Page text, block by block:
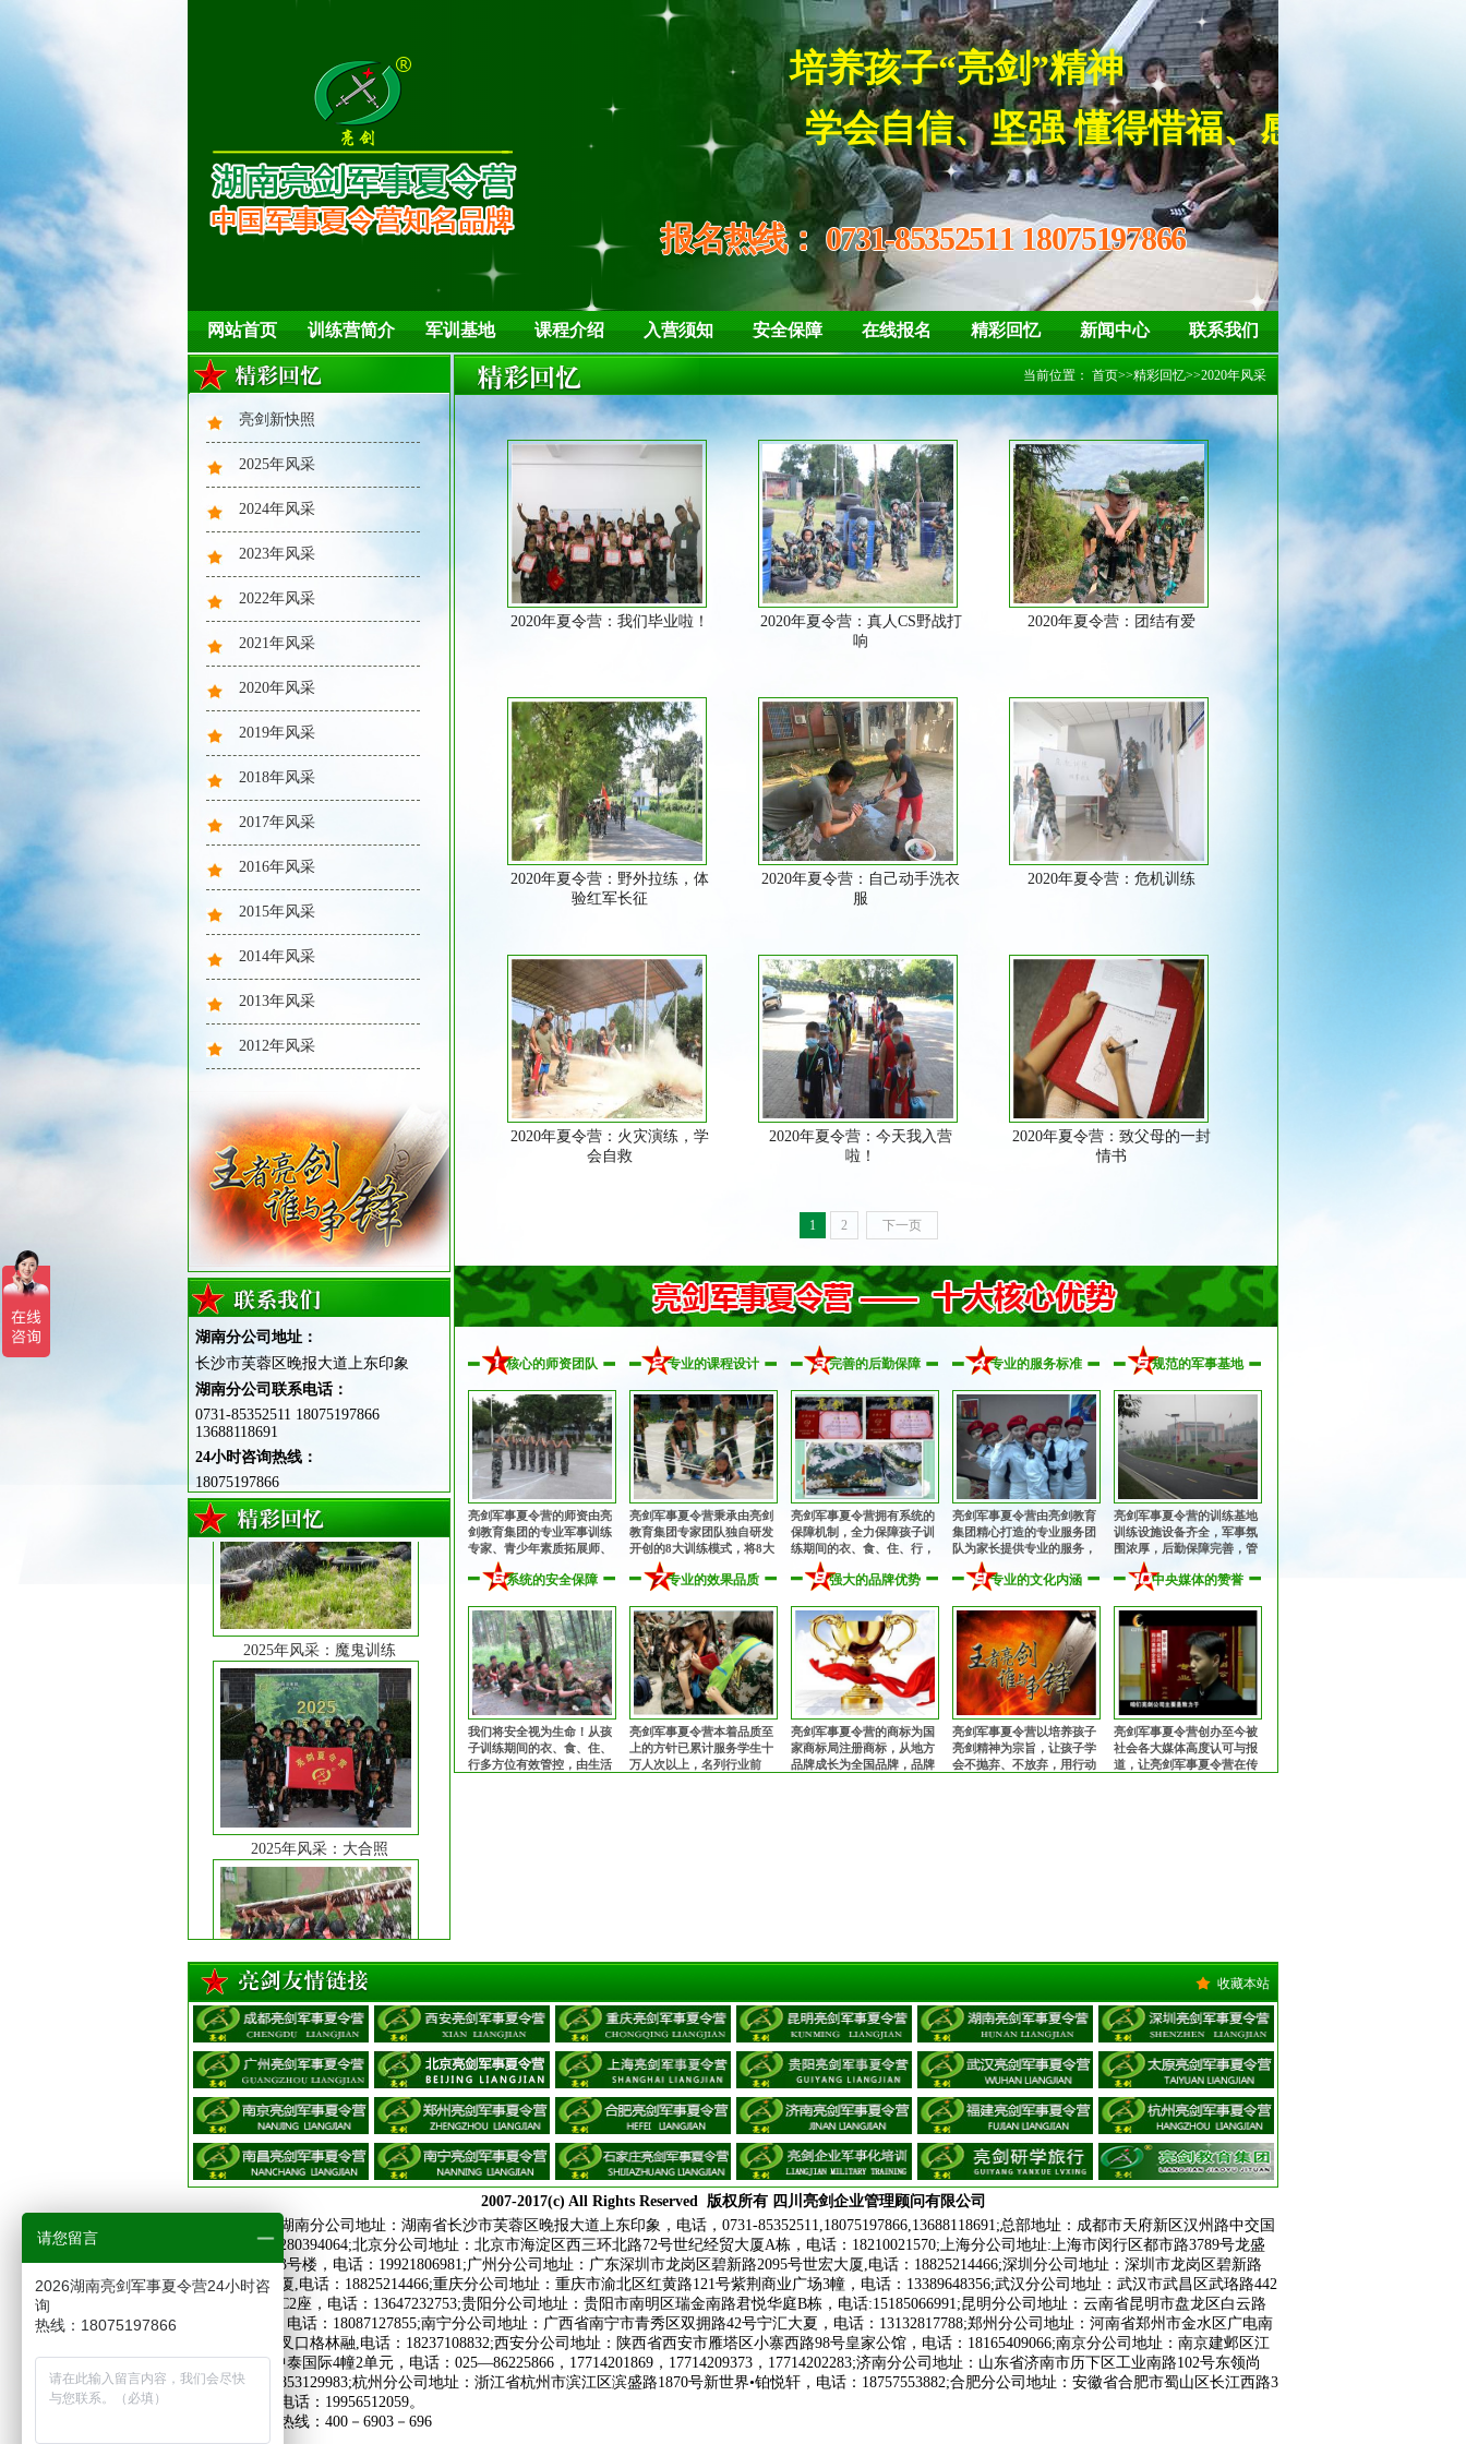
培养孩子“亮剑”精神
学会自信、坚强 懂得惜福、感恩
报名热线：0731-85352511 18075197866
网站首页 训练营简介 军训基地 课程介绍 入营须知 安全保障 在线报名 精彩回忆 新闻中心 联系我们
亮剑新快照
2025年风采
2024年风采
2023年风采
2022年风采
2021年风采
2020年风采
2019年风采
2018年风采
2017年风采
2016年风采
2015年风采
2014年风采
2013年风采
2012年风采
湖南分公司地址：
长沙市芙蓉区晚报大道上东印象
湖南分公司联系电话：
0731-85352511 18075197866
13688118691
24小时咨询热线：
18075197866
2025年风采：水到渠成
2025年风采：障碍训练
2025年风采：魔鬼训练
2025年风采：大合照
2025年风采：敬礼
2025年风采：水到渠成
当前位置： 首页>>精彩回忆>>2020年风采
2020年夏令营：我们毕业啦！
2020年夏令营：真人CS野战打
响
2020年夏令营：团结有爱
2020年夏令营：野外拉练，体
验红军长征
2020年夏令营：自己动手洗衣
服
2020年夏令营：危机训练
2020年夏令营：火灾演练，学
会自救
2020年夏令营：今天我入营
啦！
2020年夏令营：致父母的一封
情书
1 2 下一页
核心的师资团队
亮剑军事夏令营的师资由亮
剑教育集团的专业军事训练
专家、青少年素质拓展师、
心理健康教育专家、知名励
志教育专家、畅销书作者共
队！
专业的课程设计
亮剑军事夏令营秉承由亮剑
教育集团专家团队独自研发
开创的8大训练模式，将8大
专业训练模式有机融为一
体，多角度、多方位提升孩
完善的后勤保障
亮剑军事夏令营拥有系统的
保障机制，全力保障孩子训
练期间的衣、食、住、行，
为孩子的训练成长提供完善
的后勤保障！
专业的服务标准
亮剑军事夏令营由亮剑教育
集团精心打造的专业服务团
队为家长提供专业的服务，
从孩子入营到离营全程提供
细致、周到的服务！
规范的军事基地
亮剑军事夏令营的训练基地
训练设施设备齐全，军事氛
围浓厚，后勤保障完善，管
理规范安全，纪律作风优
良，让孩子获得持久、优良
系统的安全保障
我们将安全视为生命！从孩
子训练期间的衣、食、住、
行多方位有效管控，由生活
专业的效果品质
亮剑军事夏令营本着品质至
上的方针已累计服务学生十
万人次以上，名列行业前
强大的品牌优势
亮剑军事夏令营的商标为国
家商标局注册商标，从地方
品牌成长为全国品牌，品牌
专业的文化内涵
亮剑军事夏令营以培养孩子
亮剑精神为宗旨，让孩子学
会不抛弃、不放弃，用行动
中央媒体的赞誉
亮剑军事夏令营创办至今被
社会各大媒体高度认可与报
道，让亮剑军事夏令营在传
收藏本站
2007-2017(c) All Rights Reserved 版权所有 四川亮剑企业管理顾问有限公司
湖南分公司地址：湖南省长沙市芙蓉区晚报大道上东印象，电话，0731-85352511,18075197866,13688118691;总部地址：成都市天府新区汉州路中交国
际，电话：18280394064;北京分公司地址：北京市海淀区西三环北路72号世纪经贸大厦A栋，电话：18210021570;上海分公司地址:上海市闵行区都市路3789号龙盛
国际商业广场3号楼，电话：19921806981;广州分公司地址：广东深圳市龙岗区碧新路2095号世宏大厦,电话：18825214466;深圳分公司地址：深圳市龙岗区碧新路
2095号世宏大厦,电话：18825214466;重庆分公司地址：重庆市渝北区红黄路121号紫荆商业广场3幢，电话：13389648356;武汉分公司地址：武汉市武昌区武珞路442
号中南国际城C2座，电话：13647232753;贵阳分公司地址：贵阳市南明区瑞金南路君悦华庭B栋，电话:15185066991;昆明分公司地址：云南省昆明市盘龙区白云路
金尚俊园2栋，电话：18087127855;南宁分公司地址：广西省南宁市青秀区双拥路42号宁汇大夏，电话：13132817788;郑州分公司地址：河南省郑州市金水区广电南
路与经三路交叉口格林融,电话：18237108832;西安分公司地址：陕西省西安市雁塔区小寨西路98号皇家公馆，电话：18165409066;南京分公司地址：南京建邺区江
东中路313号中泰国际4幢2单元，电话：025—86225866，17714201869，17714209373，17714202283;济南分公司地址：山东省济南市历下区工业南路102号东领尚
座，电话：18853129983;杭州分公司地址：浙江省杭州市滨江区滨盛路1870号新世界•铂悦轩，电话：18757553882;合肥分公司地址：安徽省合肥市蜀山区长江西路3
号春天大厦，电话：19956512059。
全国免费报名热线：400－6903－696
请您留言
2026湖南亮剑军事夏令营24小时咨
询
热线：18075197866